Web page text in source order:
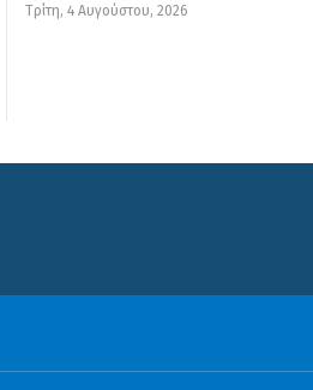
Τρίτη, 4 Αυγούστου, 2026